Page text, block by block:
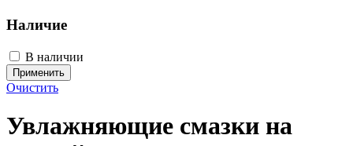
Наличие
В наличии
Применить
Очистить
Увлажняющие смазки на